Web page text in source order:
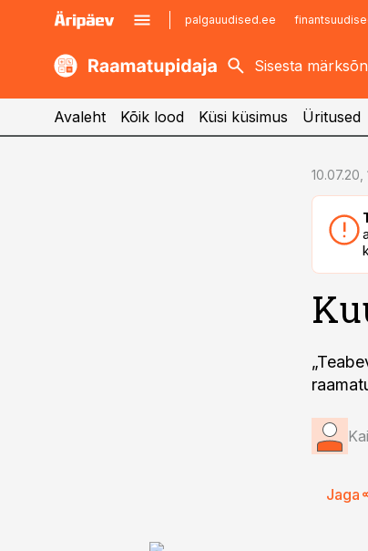
palgauudised.ee
kaubandus.ee
kinnisvarauudised.ee
imelineajalugu.ee
Avaleht Kõik lood Küsi küsimus Üritused
10.07.20,
Jaga